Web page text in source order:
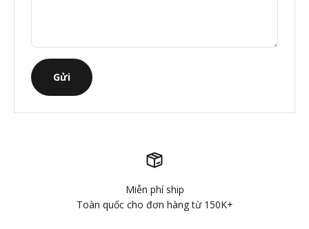
Gửi
Miễn phí ship
Toàn quốc cho đơn hàng từ 150K+